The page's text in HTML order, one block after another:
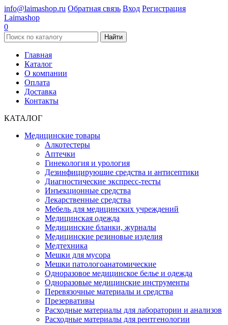
info@laimashop.ru Обратная связь Вход Регистрация
Laimashop
0
Найти
Главная
Каталог
О компании
Оплата
Доставка
Контакты
КАТАЛОГ
Медицинские товары
Алкотестеры
Аптечки
Гинекология и урология
Дезинфицирующие средства и антисептики
Диагностические экспресс-тесты
Инъекционные средства
Лекарственные средства
Мебель для медицинских учреждений
Медицинская одежда
Медицинские бланки, журналы
Медицинские резиновые изделия
Медтехника
Мешки для мусора
Мешки патологоанатомические
Одноразовое медицинское белье и одежда
Одноразовые медицинские инструменты
Перевязочные материалы и средства
Презервативы
Расходные материалы для лаборатории и анализов
Расходные материалы для рентгенологии